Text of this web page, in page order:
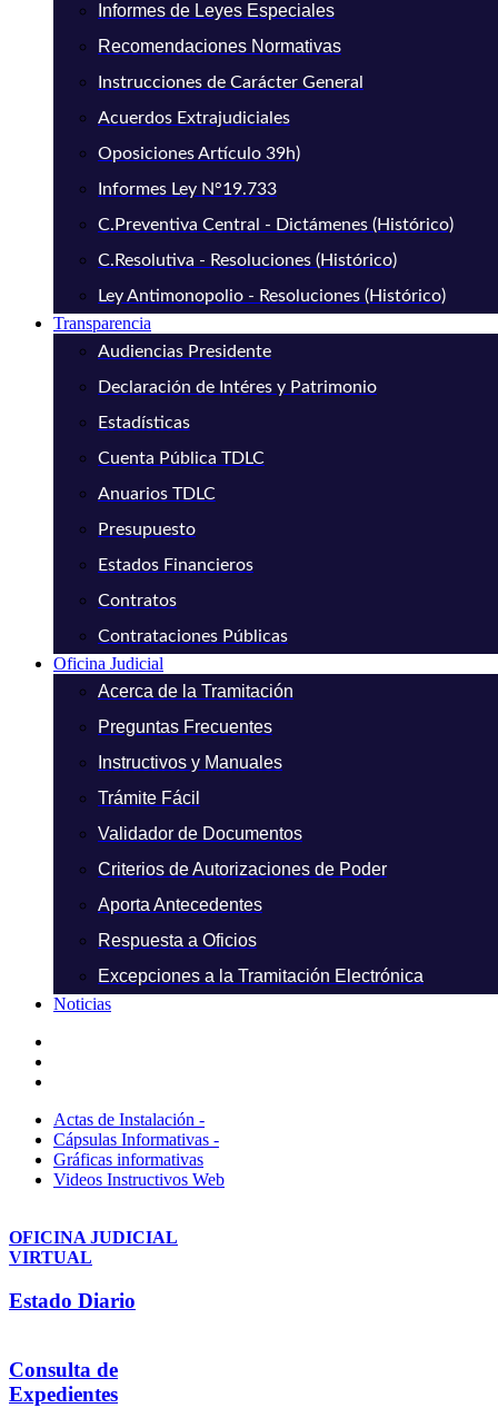
Informes de Leyes Especiales
Recomendaciones Normativas
Instrucciones de Carácter General
Acuerdos Extrajudiciales
Oposiciones Artículo 39h)
Informes Ley N°19.733
C.Preventiva Central - Dictámenes (Histórico)
C.Resolutiva - Resoluciones (Histórico)
Ley Antimonopolio - Resoluciones (Histórico)
Transparencia
Audiencias Presidente
Declaración de Intéres y Patrimonio
Estadísticas
Cuenta Pública TDLC
Anuarios TDLC
Presupuesto
Estados Financieros
Contratos
Contrataciones Públicas
Oficina Judicial
Acerca de la Tramitación
Preguntas Frecuentes
Instructivos y Manuales
Trámite Fácil
Validador de Documentos
Criterios de Autorizaciones de Poder
Aporta Antecedentes
Respuesta a Oficios
Excepciones a la Tramitación Electrónica
Noticias
Actas de Instalación -
Cápsulas Informativas -
Gráficas informativas
Videos Instructivos Web
OFICINA JUDICIAL
VIRTUAL
Estado Diario
Consulta de
Expedientes